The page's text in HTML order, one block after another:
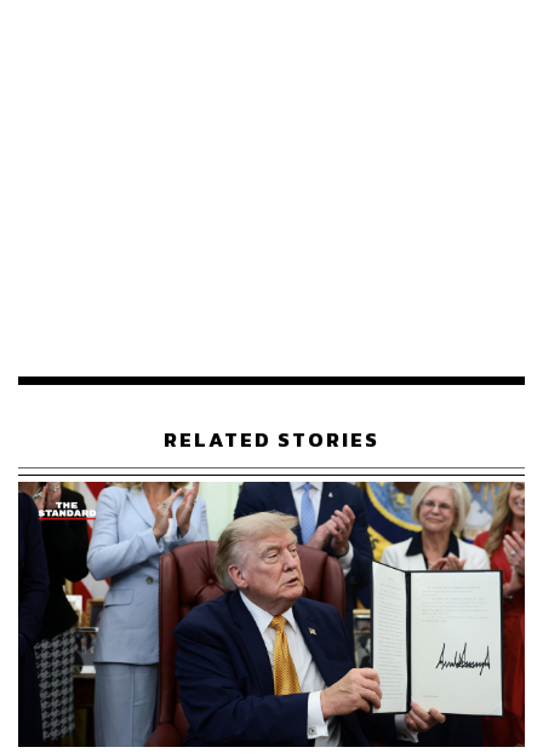
รายงานยังระบุถึงผลกระทบที่เกิดจากกระทรวงประสิทธิภาพ
ภาครัฐ (Department of Government Efficiency หรือ DOGE)
ที่มีอีลอน มัสก์ เป็นผู้นำ ซึ่งส่งผลต่อการจ้างงานในพื้นที่กรุง
วอชิงตัน ดี.ซี. โดย DOGE มุ่งลดขนาดกำลังคนภาครัฐอย่าง
เข้มข้น โดยมีการเลิกจ้างพนักงานหลายพันราย และเสนอ
โครงการชดเชยให้ออกจากงานแก่พนักงานบางส่วน
แม้ภาพรวมของการจ้างงานในช่วงเวลาดังกล่าวจะไม่มีการ
เปลี่ยนแปลงมากนัก แต่รายงานระบุว่าเจ้าหน้าที่รัฐบาลกลาง
จำนวนมากถูกเลิกจ้างหรือถูกให้ลาหยุดราชการในช่วงไม่กี่
สัปดาห์ที่ผ่านมา
RELATED STORIES